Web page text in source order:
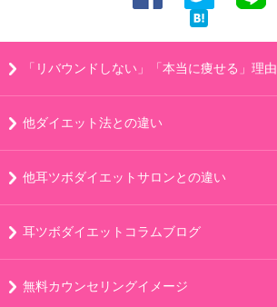
「リバウンドしない」「本当に痩せる」理由
他ダイエット法との違い
他耳ツボダイエットサロンとの違い
耳ツボダイエットコラムブログ
無料カウンセリングイメージ